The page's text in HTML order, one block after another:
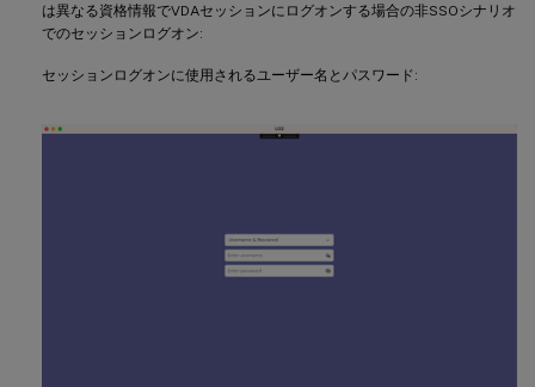
は異なる資格情報でVDAセッションにログオンする場合の非SSOシナリオ
でのセッションログオン:
セッションログオンに使用されるユーザー名とパスワード: